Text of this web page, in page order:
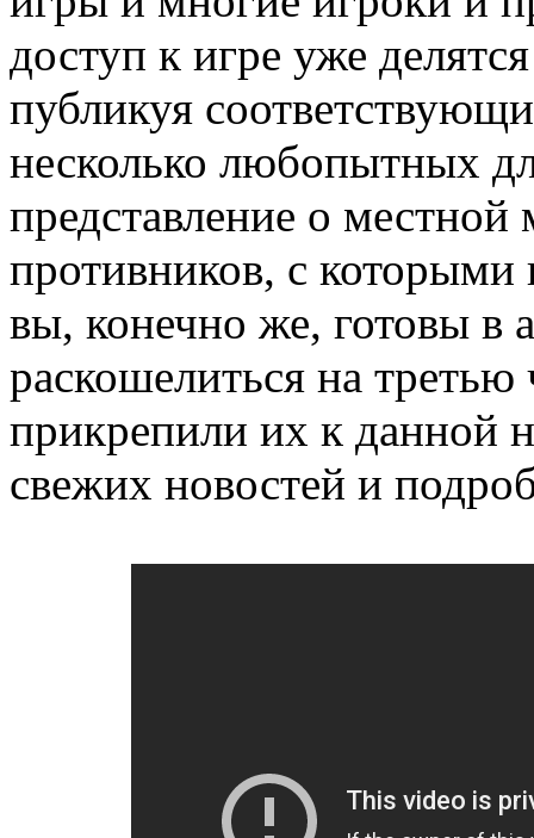
доступ к игре уже
публикуя
несколько любопытных
представление о местной
противников, с которыми
вы, конечно же, готовы в
раскошелиться на третью
прикрепили их к данной
свежих новостей и